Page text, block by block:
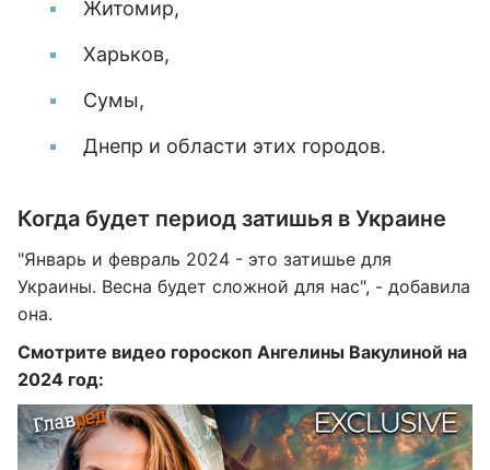
Житомир,
Харьков,
Сумы,
Днепр и области этих городов.
Когда будет период затишья в Украине
"Январь и февраль 2024 - это затишье для
Украины. Весна будет сложной для нас", - добавила
она.
Смотрите видео гороскоп Ангелины Вакулиной на
2024 год: